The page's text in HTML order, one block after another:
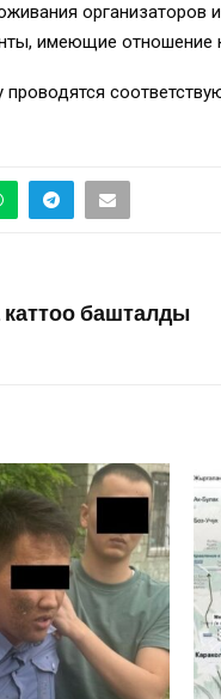
имеющие отношение
башталды